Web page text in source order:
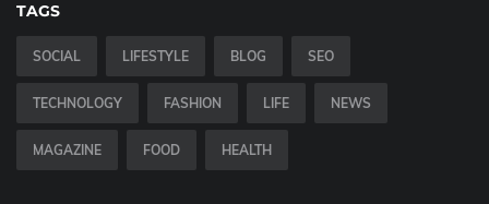
TAGS
SOCIAL LIFESTYLE BLOG SEO
TECHNOLOGY FASHION LIFE NEWS
MAGAZINE FOOD HEALTH